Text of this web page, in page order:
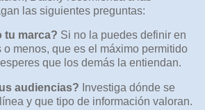
las siguientes preguntas:
tu marca? Si no la puedes definir en
o menos, que es el máximo permitido
que los demás la entiendan.
audiencias? Investiga dónde se
y que tipo de información valoran.